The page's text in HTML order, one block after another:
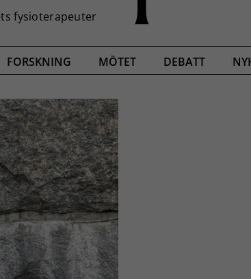
FORSKNING MÖTET DEBATT